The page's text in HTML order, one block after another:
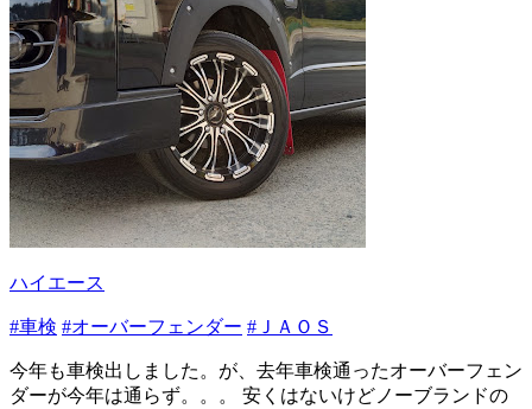
ハイエース
#車検 #オーバーフェンダー #ＪＡＯＳ
今年も車検出しました。が、去年車検通ったオーバーフェン
ダーが今年は通らず。。。 安くはないけどノーブランドの